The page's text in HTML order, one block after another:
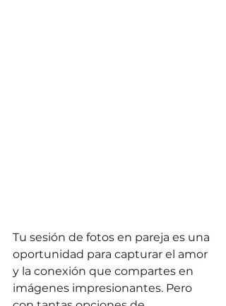
Tu sesión de fotos en pareja es una
oportunidad para capturar el amor
y la conexión que compartes en
imágenes impresionantes. Pero